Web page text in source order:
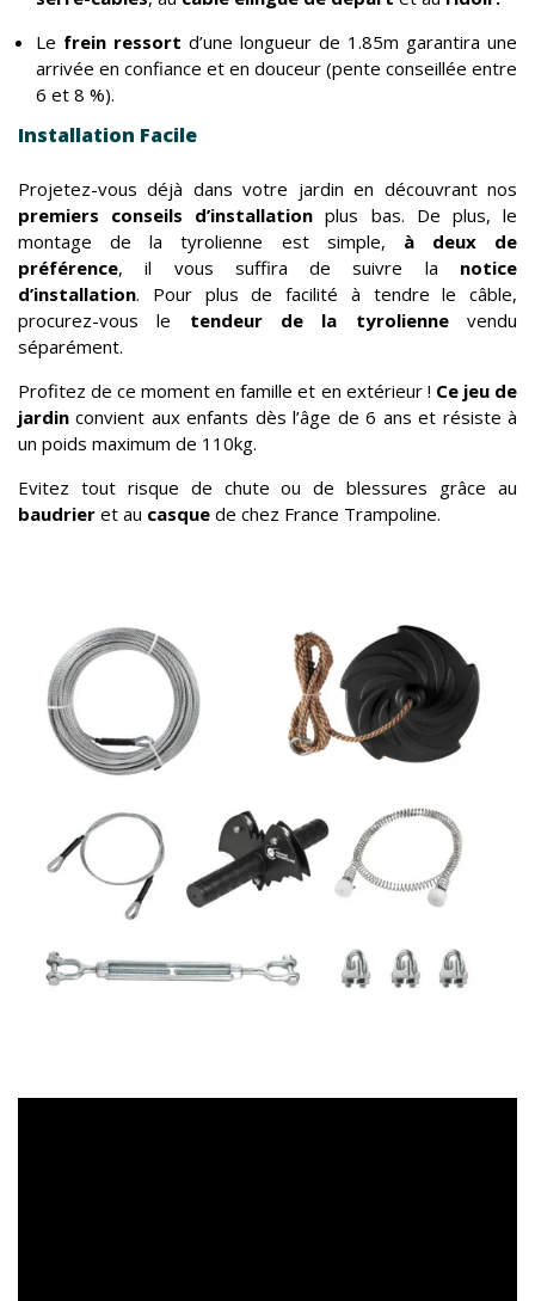
Le frein ressort d’une longueur de 1.85m garantira une
arrivée en confiance et en douceur (pente conseillée entre
6 et 8 %).
Installation Facile
Projetez-vous déjà dans votre jardin en découvrant nos
premiers conseils d’installation plus bas. De plus, le
montage de la tyrolienne est simple, à deux de
préférence, il vous suffira de suivre la notice
d’installation. Pour plus de facilité à tendre le câble,
procurez-vous le tendeur de la tyroliennevendu
séparément.
Profitez de ce moment en famille et en extérieur ! Ce jeu de
jardin convient aux enfants dès l’âge de 6 ans et résiste à
un poids maximum de 110kg.
Evitez tout risque de chute ou de blessures grâce au
baudrier et au casque de chez France Trampoline.